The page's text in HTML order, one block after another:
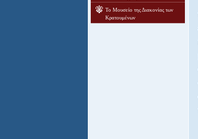
Το Μουσείο της Διακονίας των
Κρατουμένων